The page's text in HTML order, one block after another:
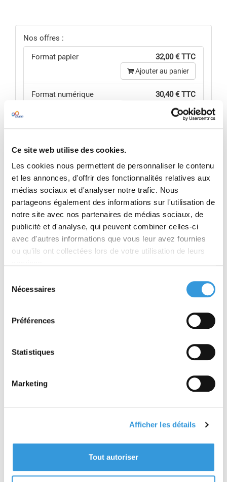
Ce site web utilise des cookies.
Les cookies nous permettent de personnaliser le contenu
et les annonces, d'offrir des fonctionnalités relatives aux
médias sociaux et d'analyser notre trafic. Nous
partageons également des informations sur l'utilisation de
notre site avec nos partenaires de médias sociaux, de
publicité et d'analyse, qui peuvent combiner celles-ci
avec d'autres informations que vous leur avez fournies
ou qu'ils ont collectées lors de votre utilisation de leurs
Nécessaires
Préférences
Statistiques
Marketing
Afficher les détails
Tout autoriser
Nos offres :
Format papier 32,00 € TTC
Ajouter au panier
Format numérique 30,40 € TTC
Ajouter au panier
Offre couplée (papier +
49,92 € TTC
Consulter le détail denos offres
VOIR MON PANIER
Pour une offre sur mesure,nous contacter
RÉSUMÉ
PRODUIT(S) ASSOCIÉ(S)
effets d’un incendie. Le choix de panneaux de
feu et de retarder la progression de la
dans les entrepôts ou ateliers agroalimentaires,
les laboratoires et bâtiments à température
recommandations de montage et de fixation des
équipements : systèmes électriques, luminaires,
systèmes de dégivrage, etc. Un modèle d’avis de
nécessaires lors de la réception.